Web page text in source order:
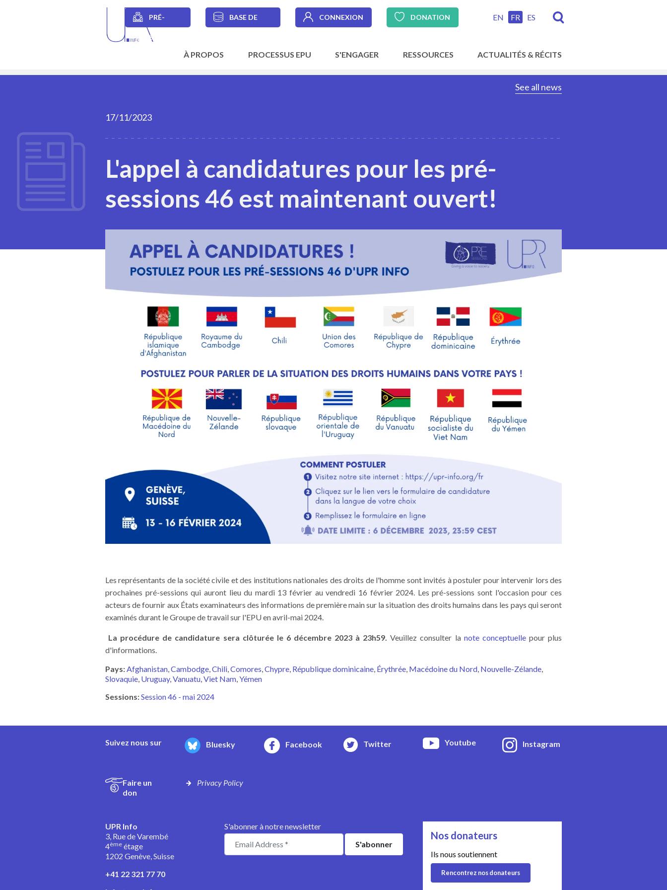
Secondary
PRÉ-
SESSIONS
BASE DE CONNEXION DONATION EN FR ES
Main
À PROPOS PROCESSUS EPU S'ENGAGER RESSOURCES ACTUALITÉS & RÉCITS
See all news
17/11/2023
L'appel à candidatures pour les pré-
sessions 46 est maintenant ouvert!
Les représentants de la société civile et des institutions nationales des droits de l'homme sont invités à postuler pour intervenir lors des
prochaines pré-sessions qui auront lieu du mardi 13 février au vendredi 16 février 2024. Les pré-sessions sont l'occasion pour ces
acteurs de fournir aux États examinateurs des informations de première main sur la situation des droits humains dans les pays qui seront
examinés durant le Groupe de travail sur l'EPU en avril-mai 2024.
La procédure de candidature sera clôturée le 6 décembre 2023 à 23h59. Veuillez consulter la note conceptuelle pour plus
d'informations.
Pays: Afghanistan Cambodge Chili Comores Chypre République dominicaine Érythrée Macédoine du Nord Nouvelle-Zélande
Slovaquie Uruguay Vanuatu Viet Nam Yémen
Sessions:Session 46 - mai 2024
Suivez nous sur Bluesky Facebook Twitter Youtube Instagram
Faire un
don
Privacy Policy
UPR Info
3, Rue de Varembé
4ème étage
1202 Genève, Suisse
+41 22 321 77 70
S'abonner à notre newsletter
Nos donateurs
Ils nous soutiennent
Rencontrez nos donateurs